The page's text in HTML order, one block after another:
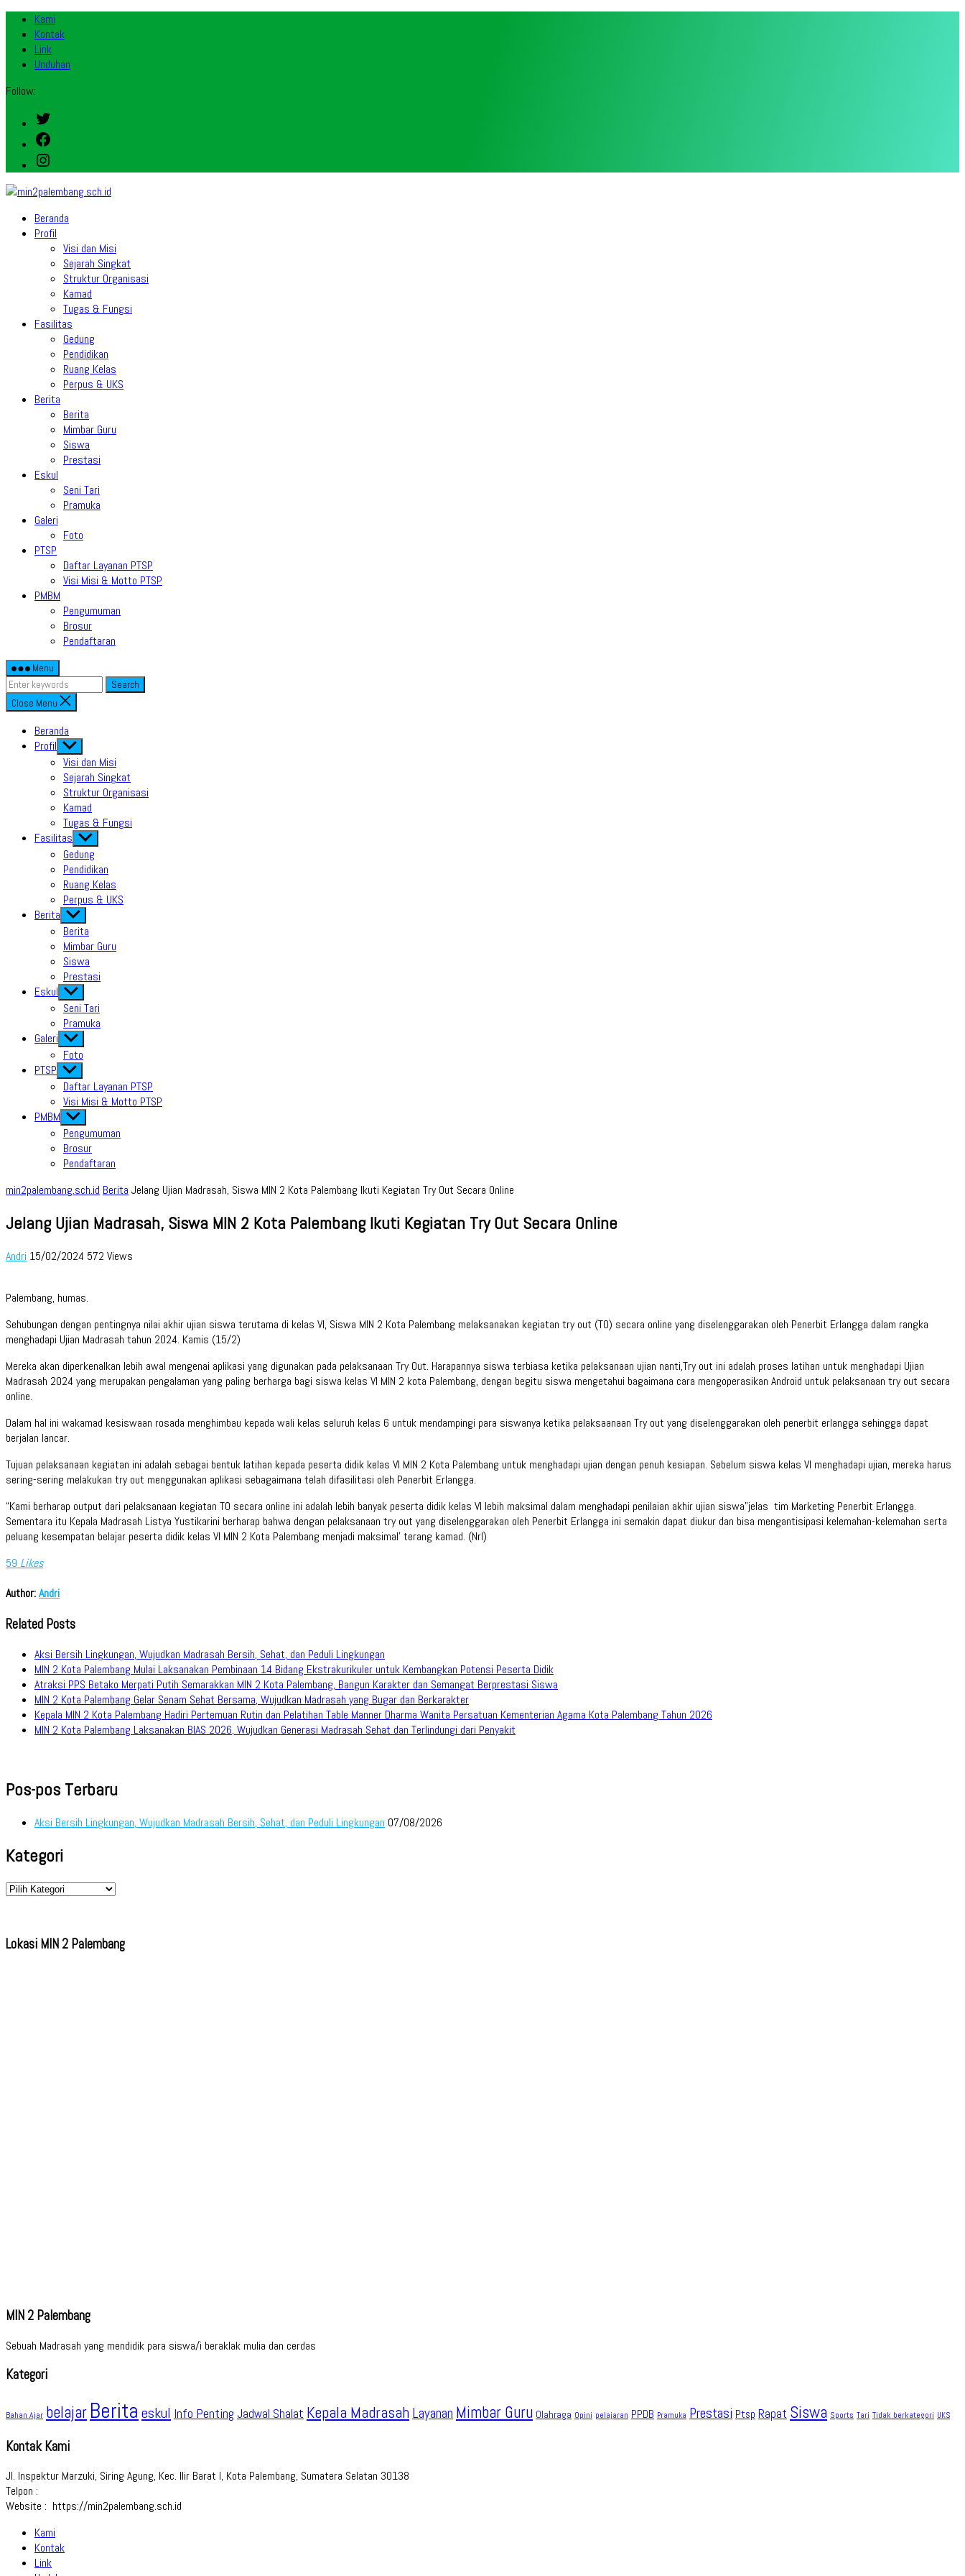
Kami
Kontak
Link
Unduhan
Follow:
Twitter
Facebook
Instagram
Beranda
Profil
Visi dan Misi
Sejarah Singkat
Struktur Organisasi
Kamad
Tugas & Fungsi
Fasilitas
Gedung
Pendidikan
Ruang Kelas
Perpus & UKS
Berita
Berita
Mimbar Guru
Siswa
Prestasi
Eskul
Seni Tari
Pramuka
Galeri
Foto
PTSP
Daftar Layanan PTSP
Visi Misi & Motto PTSP
PMBM
Pengumuman
Brosur
Pendaftaran
Menu
Search
Close Menu
Beranda
Profil Show
sub
menu
Visi dan Misi
Sejarah Singkat
Struktur Organisasi
Kamad
Tugas & Fungsi
Fasilitas Show
sub
menu
Gedung
Pendidikan
Ruang Kelas
Perpus & UKS
Berita Show
sub
menu
Berita
Mimbar Guru
Siswa
Prestasi
Eskul Show
sub
menu
Seni Tari
Pramuka
Galeri Show
sub
menu
Foto
PTSP Show
sub
menu
Daftar Layanan PTSP
Visi Misi & Motto PTSP
PMBM Show
sub
menu
Pengumuman
Brosur
Pendaftaran
min2palembang.sch.id Berita Jelang Ujian Madrasah, Siswa MIN 2 Kota Palembang Ikuti Kegiatan Try Out Secara Online
Jelang Ujian Madrasah, Siswa MIN 2 Kota Palembang Ikuti Kegiatan Try Out Secara Online
Andri 15/02/2024 572 Views
Palembang, humas.
Sehubungan dengan pentingnya nilai akhir ujian siswa terutama di kelas VI, Siswa MIN 2 Kota Palembang melaksanakan kegiatan try out (TO) secara online yang diselenggarakan oleh Penerbit Erlangga dalam rangka
menghadapi Ujian Madrasah tahun 2024. Kamis (15/2)
Mereka akan diperkenalkan lebih awal mengenai aplikasi yang digunakan pada pelaksanaan Try Out. Harapannya siswa terbiasa ketika pelaksanaan ujian nanti,Try out ini adalah proses latihan untuk menghadapi Ujian
Madrasah 2024 yang merupakan pengalaman yang paling berharga bagi siswa kelas VI MIN 2 kota Palembang, dengan begitu siswa mengetahui bagaimana cara mengoperasikan Android untuk pelaksanaan try out secara
online.
Dalam hal ini wakamad kesiswaan rosada menghimbau kepada wali kelas seluruh kelas 6 untuk mendampingi para siswanya ketika pelaksaanaan Try out yang diselenggarakan oleh penerbit erlangga sehingga dapat
berjalan lancar.
Tujuan pelaksanaan kegiatan ini adalah sebagai bentuk latihan kepada peserta didik kelas VI MIN 2 Kota Palembang untuk menghadapi ujian dengan penuh kesiapan. Sebelum siswa kelas VI menghadapi ujian, mereka harus
sering-sering melakukan try out menggunakan aplikasi sebagaimana telah difasilitasi oleh Penerbit Erlangga.
“Kami berharap output dari pelaksanaan kegiatan TO secara online ini adalah lebih banyak peserta didik kelas VI lebih maksimal dalam menghadapi penilaian akhir ujian siswa”jelas tim Marketing Penerbit Erlangga.
Sementara itu Kepala Madrasah Listya Yustikarini berharap bahwa dengan pelaksanaan try out yang diselenggarakan oleh Penerbit Erlangga ini semakin dapat diukur dan bisa mengantisipasi kelemahan-kelemahan serta
peluang kesempatan belajar peserta didik kelas VI MIN 2 Kota Palembang menjadi maksimal’ terang kamad. (Nrl)
59 Likes
Author:Andri
Related Posts
Aksi Bersih Lingkungan, Wujudkan Madrasah Bersih, Sehat, dan Peduli Lingkungan
MIN 2 Kota Palembang Mulai Laksanakan Pembinaan 14 Bidang Ekstrakurikuler untuk Kembangkan Potensi Peserta Didik
Atraksi PPS Betako Merpati Putih Semarakkan MIN 2 Kota Palembang, Bangun Karakter dan Semangat Berprestasi Siswa
MIN 2 Kota Palembang Gelar Senam Sehat Bersama, Wujudkan Madrasah yang Bugar dan Berkarakter
Kepala MIN 2 Kota Palembang Hadiri Pertemuan Rutin dan Pelatihan Table Manner Dharma Wanita Persatuan Kementerian Agama Kota Palembang Tahun 2026
MIN 2 Kota Palembang Laksanakan BIAS 2026, Wujudkan Generasi Madrasah Sehat dan Terlindungi dari Penyakit
Pos-pos Terbaru
Aksi Bersih Lingkungan, Wujudkan Madrasah Bersih, Sehat, dan Peduli Lingkungan 07/08/2026
Kategori
Kategori
Lokasi MIN 2 Palembang
MIN 2 Palembang
Sebuah Madrasah yang mendidik para siswa/i beraklak mulia dan cerdas
Kategori
Bahan Ajar belajar Berita eskul Info Penting Jadwal Shalat Kepala Madrasah Layanan Mimbar Guru Olahraga Opini pelajaran PPDB Pramuka Prestasi Ptsp Rapat Siswa Sports Tari Tidak berkategori UKS
Kontak Kami
Jl. Inspektur Marzuki, Siring Agung, Kec. Ilir Barat I, Kota Palembang, Sumatera Selatan 30138
Telpon :
Website : https://min2palembang.sch.id
Kami
Kontak
Link